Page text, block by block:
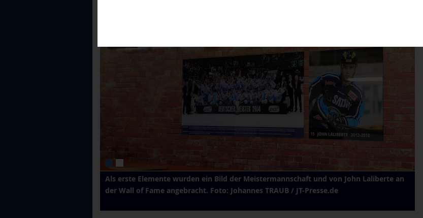
Als erste Elemente wurden ein Bild der Meistermannschaft und von John Laliberte an
der Wall of Fame angebracht. Foto: Johannes TRAUB / JT-Presse.de